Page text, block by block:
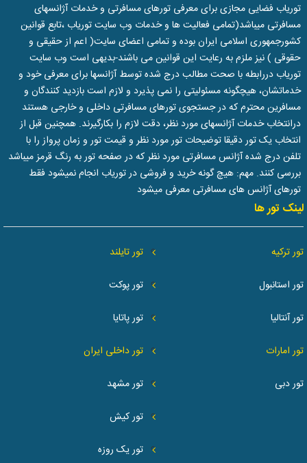
توریاب فضایی مجازی برای معرفی تورهای مسافرتی و خدمات آژانسهای
مسافرتی میباشد(تمامی فعالیت ها و خدمات وب سایت توریاب ،تابع قوانین
کشورجمهوری اسلامی ایران بوده و تمامی اعضای سایت( اعم از حقیقی و
حقوقی ) نیز ملزم به رعایت این قوانین می باشند-بدیهی است وب سایت
توریاب دررابطه با صحت مطالب درج شده توسط آژانسها برای معرفی خود و
خدماتشان، هیچگونه مسئولیتی را نمی پذیرد و لازم است بازدید کنندگان و
مسافرین محترم که در جستجوی تورهای مسافرتی داخلی و خارجی هستند
درانتخاب خدمات آژانسهای مورد نظر، دقت لازم را بکارگیرند. همچنین قبل از
انتخاب یک تور دقیقا توضیحات تور مورد نظر و قیمت تور و زمان پرواز را با
تلفن درج شده آژانس مسافرتی مورد نظر که در صفحه تور به رنگ قرمز میباشد
بررسی کنند. مهم: هیچ گونه خرید و فروشی در توریاب انجام نمیشود فقط
تورهای آژانس های مسافرتی معرفی میشود
لینک تور ها
تور ترکیه
تور استانبول
تور آنتالیا
تور تایلند
تور پوکت
تور پاتایا
تور امارات
تور دبی
تور داخلی ایران
تور مشهد
تور کیش
تور یک روزه